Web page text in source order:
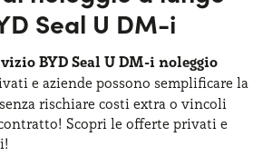
Seal U DM-i
BYD Seal U DM-i noleggio
e aziende possono semplificare la
rischiare costi extra o vincoli
Scopri le offerte privati e